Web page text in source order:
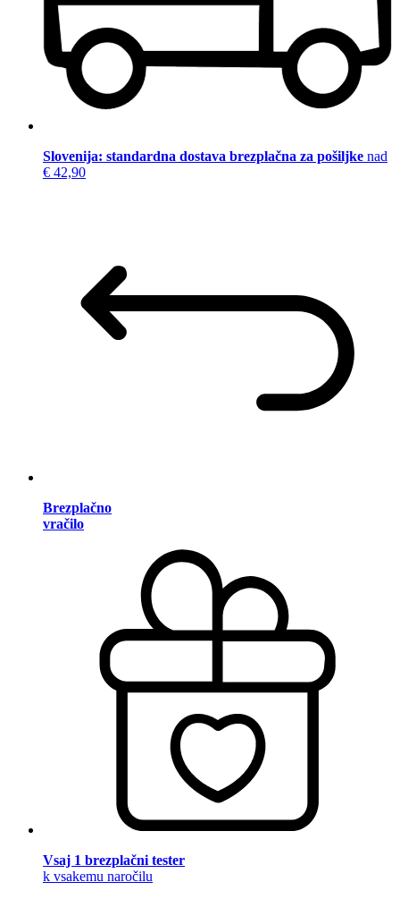
Slovenija: standardna dostava brezplačna za pošiljke nad
€ 42,90
Brezplačno
vračilo
Vsaj 1 brezplačni tester
k vsakemu naročilu